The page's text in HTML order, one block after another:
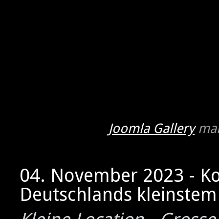
Joomla Gallery
04. November 2023 -
Deutschlands